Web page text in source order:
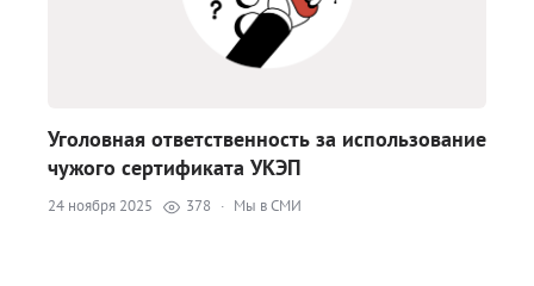
Уголовная ответственность за использование
чужого сертификата УКЭП
24 ноября 2025 378 · Мы в СМИ